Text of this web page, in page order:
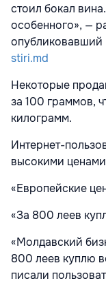
стоил бокал
особенного», —
опубликовавший
stiri.md
Некоторые
за 100 граммов,
килограмм.
Интернет-
высокими
«Европейские
«За 800 леев
«Молдавский
800 леев куплю
писали